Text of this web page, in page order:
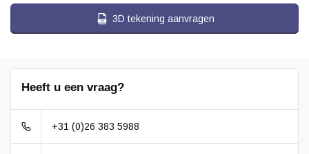
3D tekening aanvragen
Heeft u een vraag?
+31 (0)26 383 5988